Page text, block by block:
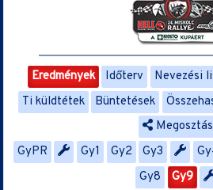
Eredmények Időterv Nevezési
Ti küldtétek
Büntetések
Megosztás
GyPR
Gy1 Gy2 Gy3
Gy8
Gy9